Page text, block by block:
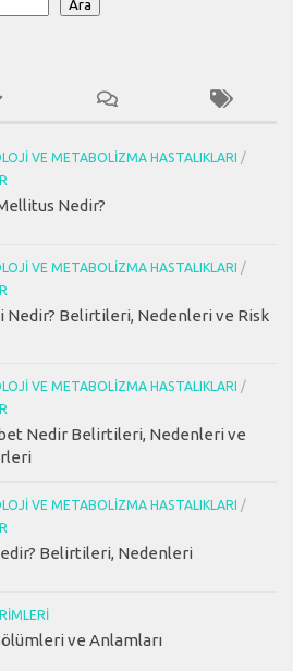
Ara
VE METABOLIZMA HASTALIKLARI
/
Nedir?
VE METABOLIZMA HASTALIKLARI
/
Nedir? Belirtileri, Nedenleri ve Risk
VE METABOLIZMA HASTALIKLARI
/
Nedir Belirtileri, Nedenleri ve
VE METABOLIZMA HASTALIKLARI
/
Belirtileri, Nedenleri
ve Anlamları